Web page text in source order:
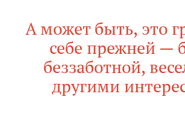
А может быть, это
себе прежней —
беззаботной,
другими